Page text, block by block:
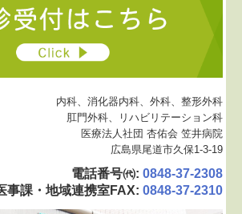
内科、消化器内科、外科、整形外科
肛門外科、リハビリテーション科
医療法人社団 杏佑会 笠井病院
広島県尾道市久保1-3-19
電話番号㈹: 0848-37-2308
事課・地域連携室FAX: 0848-37-2310